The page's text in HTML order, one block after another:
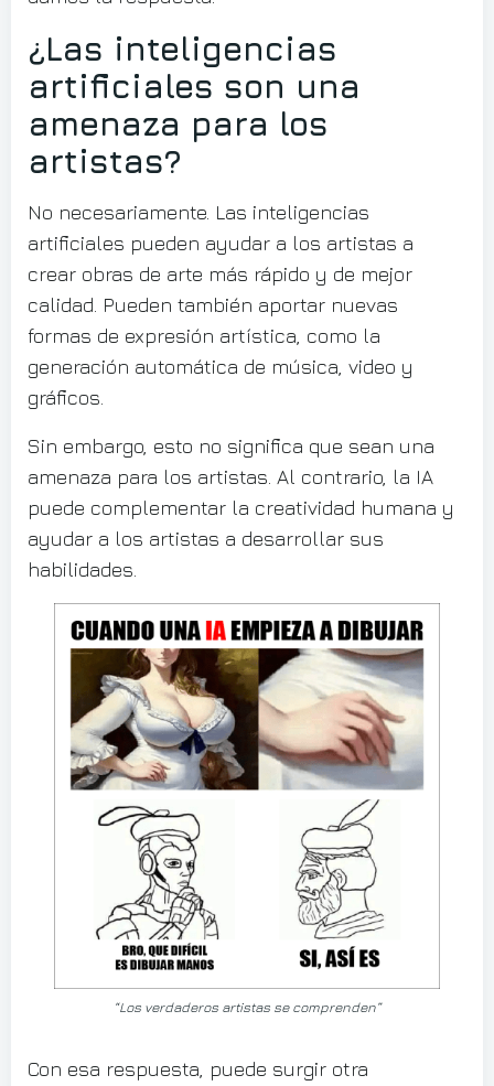
¿Las inteligencias
artificiales son una
amenaza para los
artistas?
No necesariamente. Las inteligencias
artificiales pueden ayudar a los artistas a
crear obras de arte más rápido y de mejor
calidad. Pueden también aportar nuevas
formas de expresión artística, como la
generación automática de música, video y
gráficos.
Sin embargo, esto no significa que sean una
amenaza para los artistas. Al contrario, la IA
puede complementar la creatividad humana y
ayudar a los artistas a desarrollar sus
habilidades.
“Los verdaderos artistas se comprenden”
Con esa respuesta, puede surgir otra